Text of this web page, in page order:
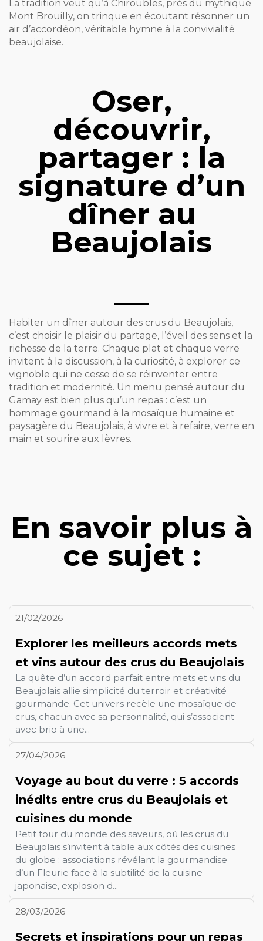
La tradition veut qu’à Chiroubles, près du mythique
Mont Brouilly, on trinque en écoutant résonner un
air d’accordéon, véritable hymne à la convivialité
beaujolaise.
Oser,
découvrir,
partager : la
signature d’un
dîner au
Beaujolais
Habiter un dîner autour des crus du Beaujolais,
c’est choisir le plaisir du partage, l’éveil des sens et la
richesse de la terre. Chaque plat et chaque verre
invitent à la discussion, à la curiosité, à explorer ce
vignoble qui ne cesse de se réinventer entre
tradition et modernité. Un menu pensé autour du
Gamay est bien plus qu’un repas : c’est un
hommage gourmand à la mosaïque humaine et
paysagère du Beaujolais, à vivre et à refaire, verre en
main et sourire aux lèvres.
En savoir plus à
ce sujet :
21/02/2026
Explorer les meilleurs accords mets
et vins autour des crus du Beaujolais
La quête d’un accord parfait entre mets et vins du
Beaujolais allie simplicité du terroir et créativité
gourmande. Cet univers recèle une mosaïque de
crus, chacun avec sa personnalité, qui s’associent
avec brio à une...
27/04/2026
Voyage au bout du verre : 5 accords
inédits entre crus du Beaujolais et
cuisines du monde
Petit tour du monde des saveurs, où les crus du
Beaujolais s’invitent à table aux côtés des cuisines
du globe : associations révélant la gourmandise
d’un Fleurie face à la subtilité de la cuisine
japonaise, explosion d...
28/03/2026
Secrets et inspirations pour un repas